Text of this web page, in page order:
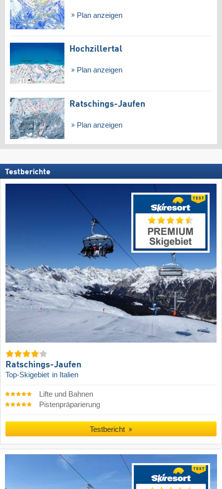
Plan anzeigen
Hochzillertal
Plan anzeigen
Ratschings-Jaufen
Plan anzeigen
Testberichte
Ratschings-Jaufen
Top-Skigebiet in Italien
Lifte und Bahnen
Pistenpräparierung
Testbericht